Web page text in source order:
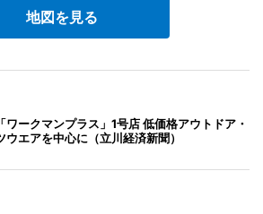
地図を見る
ワークマンプラス」1号店 低価格アウトドア・
ウエアを中心に（立川経済新聞）